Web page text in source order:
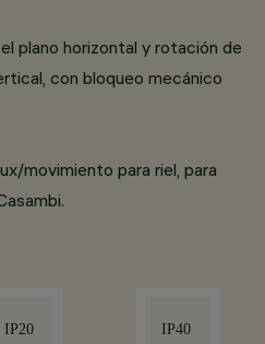
plano horizontal y rotación de
con bloqueo mecánico
movimiento para riel, para